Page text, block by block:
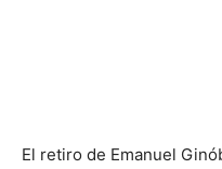
El retiro de Emanuel